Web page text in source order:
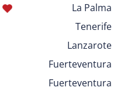
La Palma
Tenerife
Lanzarote
Fuerteventura
Fuerteventura